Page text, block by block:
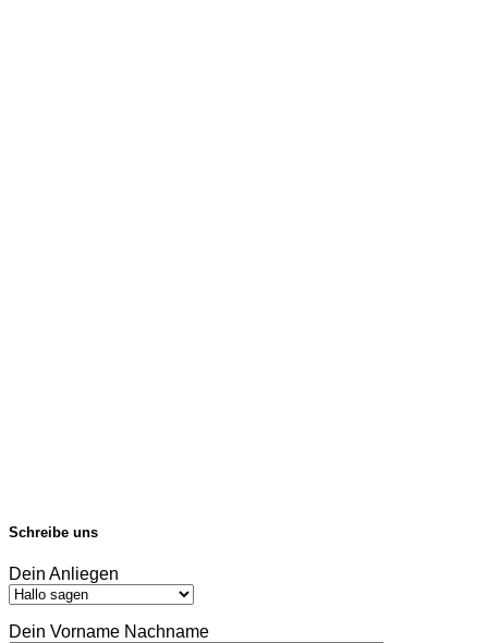
Schreibe uns
Dein Anliegen
Dein Vorname Nachname